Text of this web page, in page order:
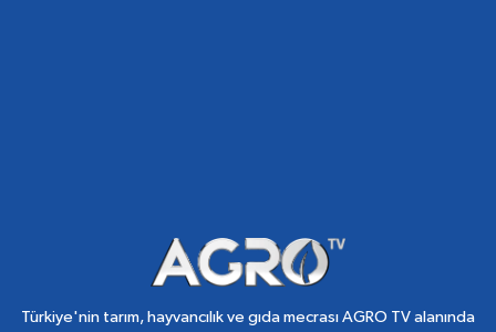
Türkiye'nin tarım, hayvancılık ve gıda mecrası AGRO TV alanında